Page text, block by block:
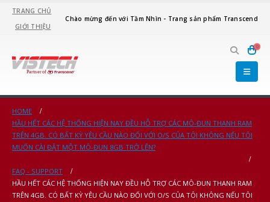
TRANG CHỦ
GIỚI THIỆU
Chào mừng đến với Tầm Nhìn - Trang sản phẩm Transcend
0
HOME
HẦU HẾT CÁC HỆ THỐNG HIỆN NAY ĐỀU HỖ TRỢ CÁC MÔ-ĐUN THANH RAM
TRÊN 4GB. CÓ BẤT KỲ YÊU CẦU NÀO ĐỐI VỚI O/S CỦA TÔI KHÔNG NẾU TÔI
MUỐN CÀI ĐẶT MỘT MÔ-ĐUN 8GB TRỞ LÊN?
FAQ - SUPPORT
HẦU HẾT CÁC HỆ THỐNG HIỆN NAY ĐỀU HỖ TRỢ CÁC MÔ-ĐUN THANH RAM
TRÊN 4GB. CÓ BẤT KỲ YÊU CẦU NÀO ĐỐI VỚI O/S CỦA TÔI KHÔNG NẾU TÔI